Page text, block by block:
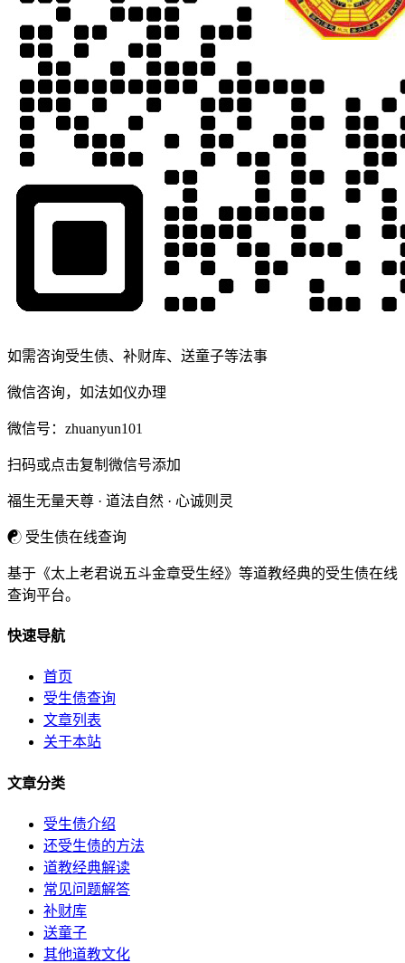
如需咨询受生债、补财库、送童子等法事
微信咨询，如法如仪办理
微信号： zhuanyun101
扫码或点击复制微信号添加
福生无量天尊 · 道法自然 · 心诚则灵
☯ 受生债在线查询
基于《太上老君说五斗金章受生经》等道教经典的受生债在线
查询平台。
快速导航
首页
受生债查询
文章列表
关于本站
文章分类
受生债介绍
还受生债的方法
道教经典解读
常见问题解答
补财库
送童子
其他道教文化